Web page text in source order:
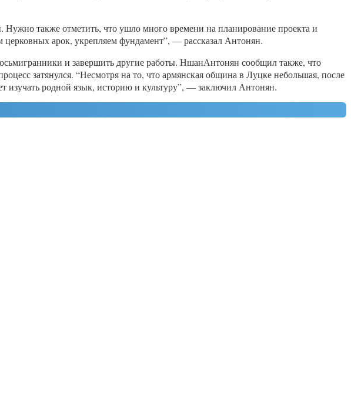
также отметить, что ушло много времени на планирование проекта и
арок, укрепляем фундамент”, — рассказал Антонян.
и завершить другие работы. НшанАнтонян сообщил также, что
затянулся. “Несмотря на то, что армянская община в Луцке небольшая, после
изучать родной язык, историю и культуру”, — заключил Антонян.